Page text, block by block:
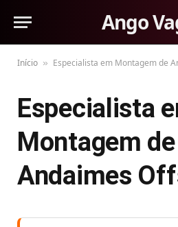
Ango
Início » Especialista em Montagem de
Especialista
Montagem de
Andaimes